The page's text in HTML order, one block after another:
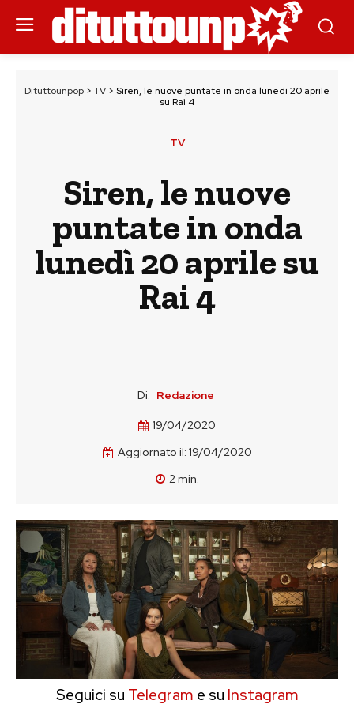
Dituttounpop > TV > Siren, le nuove puntate in onda lunedì 20 aprile
su Rai 4
TV
Siren, le nuove
puntate in onda
lunedì 20 aprile su
Rai 4
Di: Redazione
19/04/2020
Aggiornato il: 19/04/2020
2min.
Seguici su Telegram e su Instagram